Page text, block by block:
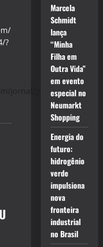
?
jornalcg.oficial/
Marcela
Schmidt
lança
“Minha
Filha em
Outra Vida”
em evento
especial no
Neumarkt
Shopping
Energia do
futuro:
hidrogênio
verde
impulsiona
nova
fronteira
industrial
no Brasil